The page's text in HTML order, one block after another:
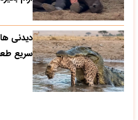
دیدنی
سریع